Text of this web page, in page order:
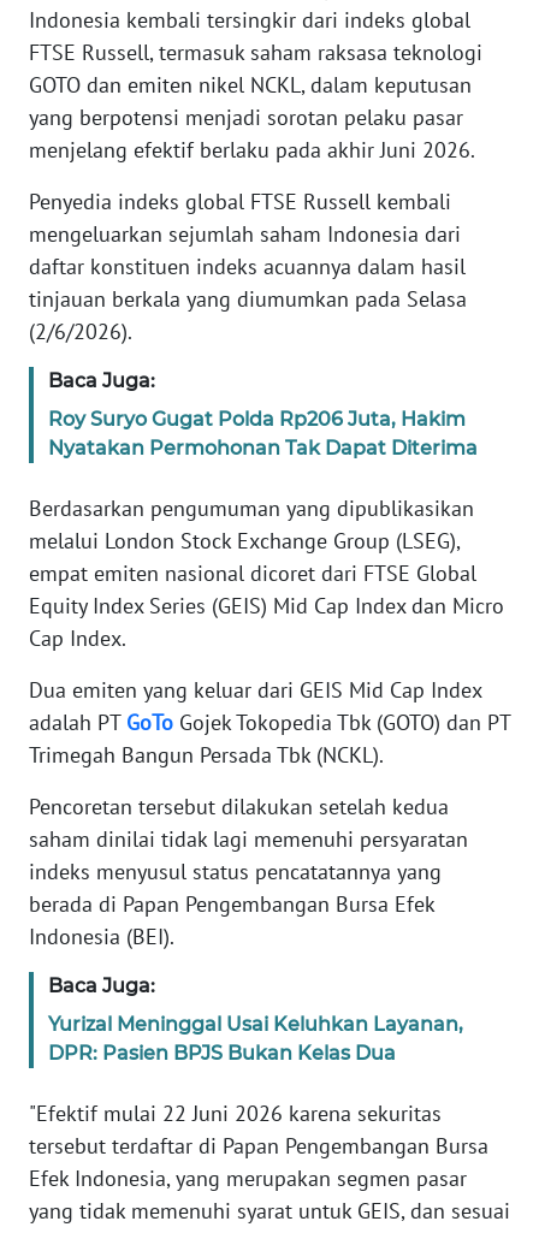
Indonesia kembali tersingkir dari indeks global
FTSE Russell, termasuk saham raksasa teknologi
GOTO dan emiten nikel NCKL, dalam keputusan
yang berpotensi menjadi sorotan pelaku pasar
menjelang efektif berlaku pada akhir Juni 2026.
Penyedia indeks global FTSE Russell kembali
mengeluarkan sejumlah saham Indonesia dari
daftar konstituen indeks acuannya dalam hasil
tinjauan berkala yang diumumkan pada Selasa
(2/6/2026).
Baca Juga:
Roy Suryo Gugat Polda Rp206 Juta, Hakim
Nyatakan Permohonan Tak Dapat Diterima
Berdasarkan pengumuman yang dipublikasikan
melalui London Stock Exchange Group (LSEG),
empat emiten nasional dicoret dari FTSE Global
Equity Index Series (GEIS) Mid Cap Index dan Micro
Cap Index.
Dua emiten yang keluar dari GEIS Mid Cap Index
adalah PT GoTo Gojek Tokopedia Tbk (GOTO) dan PT
Trimegah Bangun Persada Tbk (NCKL).
Pencoretan tersebut dilakukan setelah kedua
saham dinilai tidak lagi memenuhi persyaratan
indeks menyusul status pencatatannya yang
berada di Papan Pengembangan Bursa Efek
Indonesia (BEI).
Baca Juga:
Yurizal Meninggal Usai Keluhkan Layanan,
DPR: Pasien BPJS Bukan Kelas Dua
"Efektif mulai 22 Juni 2026 karena sekuritas
tersebut terdaftar di Papan Pengembangan Bursa
Efek Indonesia, yang merupakan segmen pasar
yang tidak memenuhi syarat untuk GEIS, dan sesuai
Informasi
INDEKS
BERITA
KONTAK
INFO
IKLAN
TENTANG
PEDOMAN
MEDIA
REDAKSI
KARIR
Wahana
News
Regional
WN
JAKARTA
JABAR
BANTEN
WN
NTT